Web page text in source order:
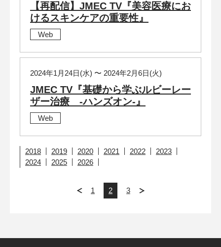
【再配信】JMEC TV『美容医療にお
けるスキンケアの重要性』
Web
2024年1月24日(水) 〜 2024年2月6日(火)
JMEC TV『基礎から学ぶルビーレー
ザー治療 -ハンズオン-』
Web
2018 2019 2020 2021 2022
2023
2024
2025 2026
1 2 3